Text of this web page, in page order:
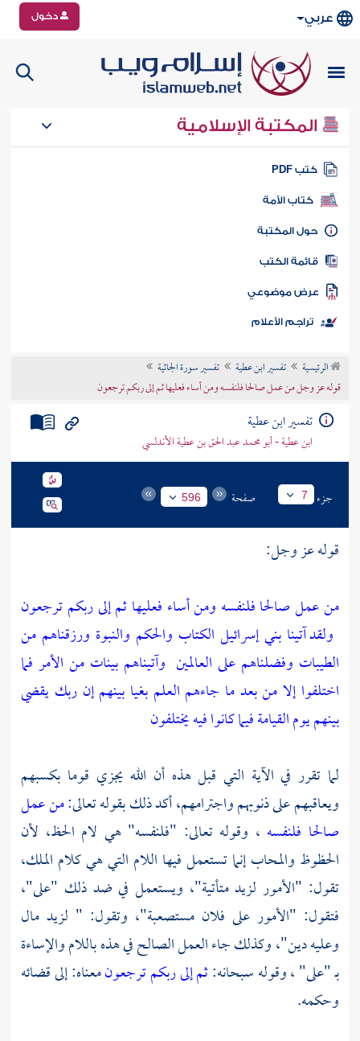
عربي دخول
المكتبة الإسلامية
كتب PDF
كتاب الأمة
المكتبة
الكتب
موضوعي
تراجم الأعلام
الرئيسية تفسير ابن عطية
تفسير سورة الجاثية
قوله عز وجل من عمل صالحا فلنفسه ومن أساء فعليها ثم إلى ربكم ترجعون
تفسير ابن عطية
ابن عطية - أبو محمد عبد الحق بن عطية الأندلسي
جزء 7 صفحة 596
قوله عز وجل:
من عمل صالحا فلنفسه ومن أساء فعليها ثم إلى ربكم ترجعون
ولقد آتينا بني إسرائيل الكتاب والحكم والنبوة ورزقناهم من
الطيبات وفضلناهم على العالمين وآتيناهم بينات من الأمر فما
اختلفوا إلا من بعد ما جاءهم العلم بغيا بينهم إن ربك يقضي
بينهم يوم القيامة فيما كانوا فيه يختلفون
لما تقرر في الآية التي قبل هذه أن الله يجزي قوما بكسبهم
ويعاقبهم على ذنوبهم واجترامهم، أكد ذلك بقوله تعالى:من عمل
صالحا فلنفسه ، وقوله تعالى: "فلنفسه" هي لام الحظ، لأن
الحظوظ والمحاب إنما تستعمل فيها اللام التي هي كلام الملك،
تقول: "الأمور لزيدمتأتية"، ويستعمل في ضد ذلك "على"،
فتقول: "الأمور على فلان مستصعبة"، وتقول: " لزيد مال
وعليه دين"، وكذلك جاء العمل الصالح في هذه باللام والإساءة
بـ "على" ، وقوله سبحانه:ثم إلى ربكم ترجعونمعناه: إلى قضائه
وحكمه.